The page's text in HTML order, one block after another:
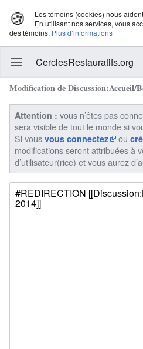
🍪
Les témoins (cookies) nous
En utilisant nos services, vous
des témoins. Plus d’informations
CerclesRestauratifs.org
Modification de Discussion:Accueil/
Attention : vous n’êtes pas
sera visible de tout le monde si
Si vous vous connectez ou
modifications seront attribuées à
d’utilisateur(rice) et vous aurez